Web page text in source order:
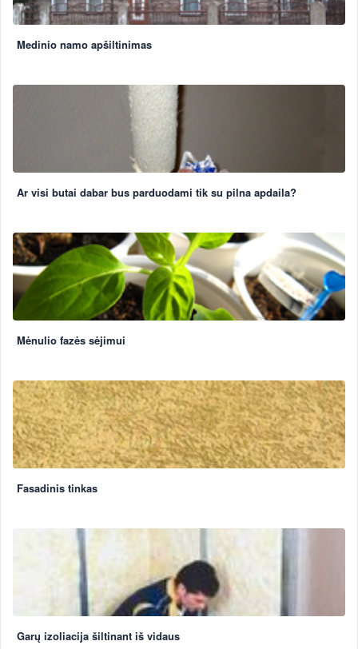
Medinio namo apšiltinimas
Ar visi butai dabar bus parduodami tik su pilna apdaila?
Mėnulio fazės sėjimui
Fasadinis tinkas
Garų izoliacija šiltinant iš vidaus